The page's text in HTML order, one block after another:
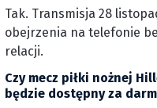
Tak. Transmisja 28
obejrzenia na telefonie
relacji.
Czy mecz piłki nożnej
będzie dostępny za